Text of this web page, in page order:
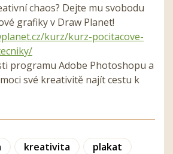
chaos? Dejte mu svobodu
grafiky v Draw Planet!
kurz/kurz-pocitacove-
programu Adobe Photoshopu a
své kreativitě najít cestu k
kreativita
plakat